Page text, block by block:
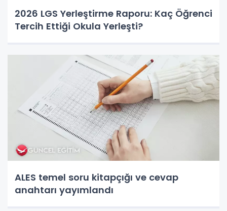
2026 LGS Yerleştirme Raporu: Kaç Öğrenci
Tercih Ettiği Okula Yerleşti?
ALES temel soru kitapçığı ve cevap
anahtarı yayımlandı